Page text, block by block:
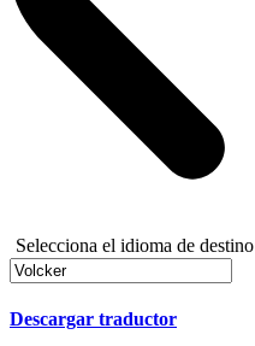
Selecciona el idioma de destino
Descargar traductor